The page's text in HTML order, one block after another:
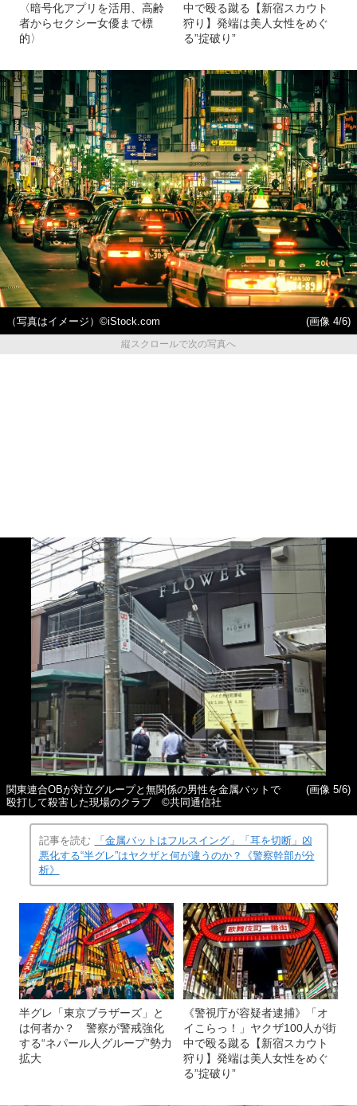
〈暗号化アプリを活用、高齢
者からセクシー女優まで標
的〉
中で殴る蹴る【新宿スカウト
狩り】発端は美人女性をめぐ
る”掟破り”
（写真はイメージ）©iStock.com
(画像 4/6)
縦スクロールで次の写真へ
関東連合OBが対立グループと無関係の男性を金属バットで
殴打して殺害した現場のクラブ ©共同通信社
(画像 5/6)
記事を読む
「金属バットはフルスイング」「耳を切断」凶
悪化する“半グレ”はヤクザと何が違うのか？《警察幹部が分
析》
半グレ「東京ブラザーズ」と
は何者か？ 警察が警戒強化
する“ネパール人グループ”勢力
拡大
《警視庁が容疑者逮捕》「オ
イこらっ！」ヤクザ100人が街
中で殴る蹴る【新宿スカウト
狩り】発端は美人女性をめぐ
る”掟破り”